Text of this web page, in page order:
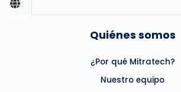
Quiénes somos
¿Por qué Mitratech?
Nuestro equipo